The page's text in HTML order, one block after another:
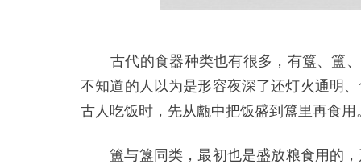
古代的食器种类也有很多，有簋、簠、
不知道的人以为是形容夜深了还灯火通明
古人吃饭时，先从甗中把饭盛到簋里再食用
簠与簋同类，最初也是盛放粮食用的，